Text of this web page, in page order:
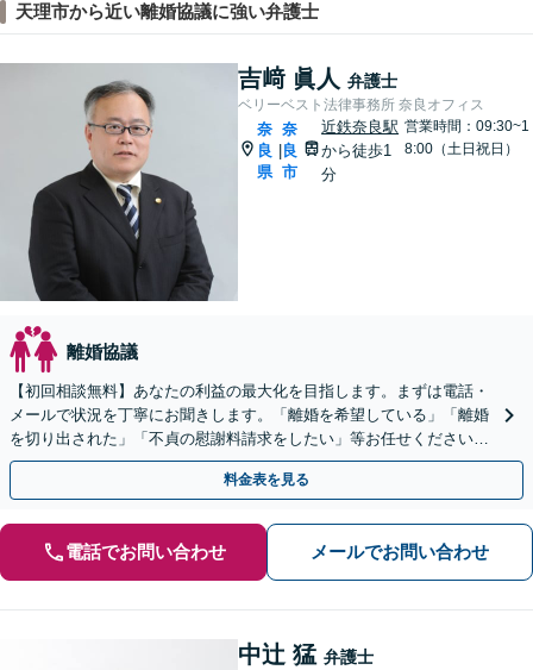
天理市から近い離婚協議に強い弁護士
吉﨑 眞人 弁護士
ベリーベスト法律事務所 奈良オフィス
奈
良
県
奈
良
市
近鉄奈良駅
から徒歩1
分
営業時間：09:30~1
8:00（土日祝日）
離婚協議
【初回相談無料】あなたの利益の最大化を目指します。まずは電話・
メールで状況を丁寧にお聞きします。「離婚を希望している」「離婚
を切り出された」「不貞の慰謝料請求をしたい」等お任せください。
【リーズナブルな料金設定】
料金表を見る
電話でお問い合わせ メールでお問い合わせ
中辻 猛 弁護士